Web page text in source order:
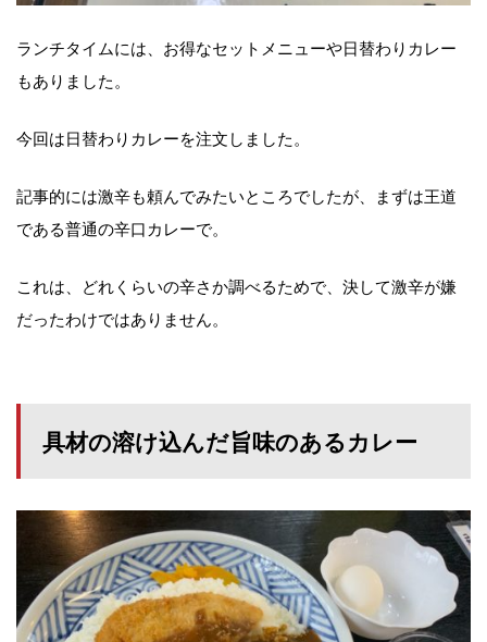
ランチタイムには、お得なセットメニューや日替わりカレー
もありました。
今回は日替わりカレーを注文しました。
記事的には激辛も頼んでみたいところでしたが、まずは王道
である普通の辛口カレーで。
これは、どれくらいの辛さか調べるためで、決して激辛が嫌
だったわけではありません。
具材の溶け込んだ旨味のあるカレー